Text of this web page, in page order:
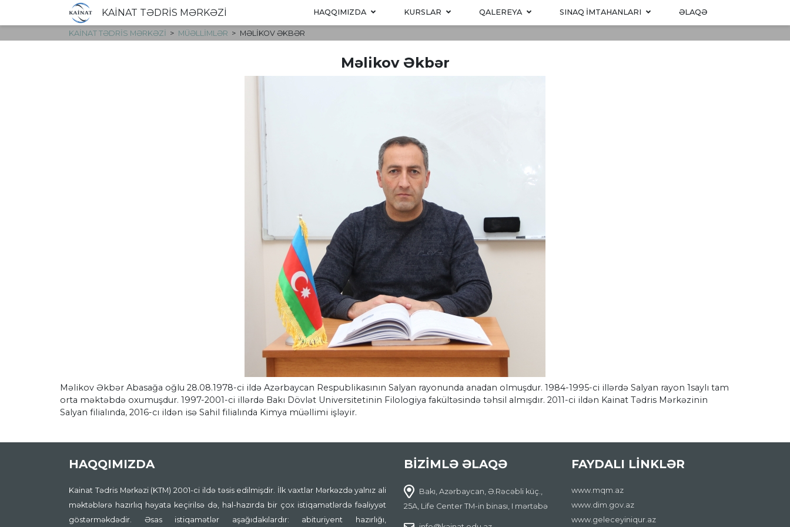
KAİNAT TƏDRİS MƏRKƏZİ HAQQIMIZDA KURSLAR QALEREYA SINAQ IMTAHANLARI ƏLAQƏ
KAİNAT TƏDRİS MƏRKƏZİ MÜƏLLIMLƏR MƏLIKOV ƏKBƏR
Məlikov Əkbər
Məlikov Əkbər Abasağa oğlu 28.08.1978-ci ildə Azərbaycan Respublikasının Salyan rayonunda anadan olmuşdur. 1984-1995-ci illərdə Salyan rayon 1saylı tam
orta məktəbdə oxumuşdur. 1997-2001-ci illərdə Bakı Dövlət Universitetinin Filologiya fakültəsində təhsil almışdır. 2011-ci ildən Kainat Tədris Mərkəzinin
Salyan filialında, 2016-cı ildən isə Sahil filialında Kimya müəllimi işləyir.
HAQQIMIZDA
Kainat Tədris Mərkəzi (KTM) 2001-ci ildə təsis edilmişdir. İlk vaxtlar Mərkəzdə yalnız ali
məktəblərə hazırlıq həyata keçirilsə də, hal-hazırda bir çox istiqamətlərdə fəaliyyət
göstərməkdədir. Əsas istiqamətlər aşağıdakılardır: abituriyent hazırlığı,
BİZİMLƏ ƏLAQƏ
Bakı, Azərbaycan, Ə.Rəcəbli küç.,
25A, Life Center TM-in binası, I mərtəbə
FAYDALI LİNKLƏR
www.mqm.az
www.dim.gov.az
www.geleceyiniqur.az